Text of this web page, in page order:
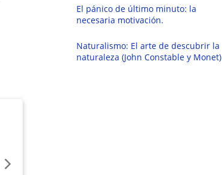
El pánico de último minuto: la
necesaria motivación.
Naturalismo: El arte de descubrir la
naturaleza (John Constable y Monet)